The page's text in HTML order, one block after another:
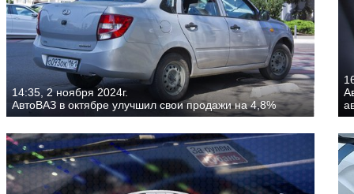
14:35, 2 ноября 2024г.
АвтоВАЗ в октябре улучшил свои продажи на 4,8%